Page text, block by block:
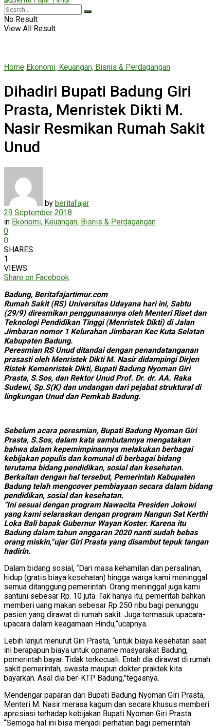
No Result
View All Result
Home Ekonomi, Keuangan, Bisnis & Perdagangan
Dihadiri Bupati Badung Giri
Prasta, Menristek Dikti M.
Nasir Resmikan Rumah Sakit
Unud
by beritafajar
29 September 2018
in Ekonomi, Keuangan, Bisnis & Perdagangan
0
0
SHARES
1
VIEWS
Share on Facebook
Badung, Beritafajartimur.com
Rumah Sakit (RS) Universitas Udayana hari ini, Sabtu
(29/9) diresmikan penggunaannya oleh Menteri Riset dan
Teknologi Pendidikan Tinggi (Menristek Dikti) di Jalan
Jimbaran nomor 1 Kelurahan Jimbaran Kec Kuta Selatan
Kabupaten Badung.
Peresmian RS Unud ditandai dengan penandatanganan
prasasti oleh Menristek Dikti M. Nasir didampingi Dirjen
Ristek Kemenristek Dikti, Bupati Badung Nyoman Giri
Prasta, S.Sos, dan Rektor Unud Prof. Dr. dr. AA. Raka
Sudewi, Sp.S(K) dan undangan dari pejabat struktural di
lingkungan Unud dan Pemkab Badung.
Sebelum acara peresmian, Bupati Badung Nyoman Giri
Prasta, S.Sos, dalam kata sambutannya mengatakan
bahwa dalam kepemimpinannya melakukan berbagai
kebijakan populis dan komunal di berbagai bidang
terutama bidang pendidikan, sosial dan kesehatan.
Berkaitan dengan hal tersebut, Pemerintah Kabupaten
Badung telah mengcover pembiayaan secara dalam bidang
pendidikan, sosial dan kesehatan.
“Ini sesuai dengan program Nawacita Presiden Jokowi
yang kami selaraskan dengan program Nangun Sat Kerthi
Loka Bali bapak Gubernur Wayan Koster. Karena itu
Badung dalam tahun anggaran 2020 nanti sudah bebas
orang miskin,”ujar Giri Prasta yang disambut tepuk tangan
hadirin.
Dalam bidang sosial, “Dari masa kehamilan dan persalinan,
hidup (gratis biaya kesehatan) hingga warga kami meninggal
semua ditanggung pemerintah. Orang meninggal juga kami
santuni sebesar Rp. 10 juta. Tak hanya itu, pemeritah bahkan
memberi uang makan sebesar Rp 250 ribu bagi penunggu
pasien yang dirawat di rumah sakit. Juga termasuk upacara-
upacara dalam keagamaan Hindu,”ucapnya.
Lebih lanjut menurut Giri Prasta, “untuk biaya kesehatan saat
ini berapapun biaya untuk opname masyarakat Badung,
pemerintah bayar. Tidak terkecuali. Entah dia dirawat di rumah
sakit pemerintah, swasta maupun dokter praktek kita
bayarkan. Asal dia ber-KTP Badung,”tegasnya.
Mendengar paparan dari Bupati Badung Nyoman Giri Prasta,
Menteri M. Nasir merasa kagum dan secara khusus memberi
apresiasi terhadap kebijakan Bupati Nyoman Giri Prasta.
“Semoga hal ini bisa menjadi perhatian bagi pemerintah